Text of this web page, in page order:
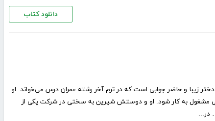
دانلود کتاب
زیبا و حاضر جوابی است که در ترم آخر رشته عمران درس می‌خواند. او
مشغول به کار شود. او و دوستش شیرین به سختی در شرکت یکی از
در...